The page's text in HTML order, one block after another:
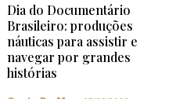
Dia do Documentário
Brasileiro: produções
náuticas para assistir e
navegar por grandes
histórias